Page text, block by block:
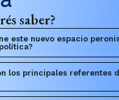
saber?
este nuevo espacio
los principales referentes